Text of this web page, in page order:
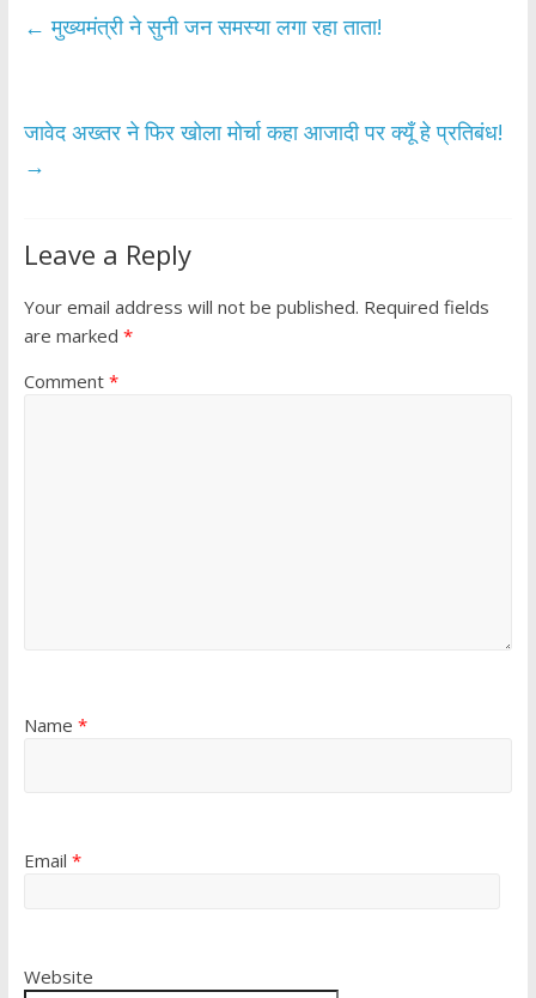
b
k
er s
p
e
← मुख्यमंत्री ने सुनी जन समस्या लगा रहा ताता!
जावेद अख्तर ने फिर खोला मोर्चा कहा आजादी पर क्यूँ हे प्रतिबंध!
→
Leave a Reply
Your email address will not be published. Required fields
are marked *
Comment *
Name *
Email *
Website